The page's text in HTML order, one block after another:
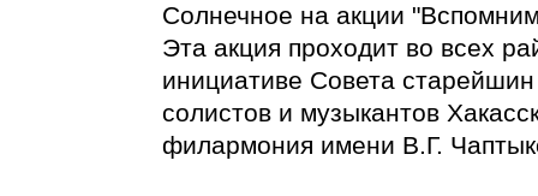
Солнечное на акции
Эта акция проходит во всех
инициативе Совета
солистов и музыкантов
филармония имени В.Г.